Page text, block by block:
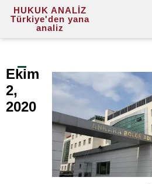
HUKUK ANALİZ
Türkiye'den yana
analiz
Ekim
2,
2020